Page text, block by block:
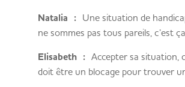
Natalia :Une situation de
ne sommes pas tous pareils, c’est
Elisabeth :Accepter sa situation,
doit être un blocage pour trouver